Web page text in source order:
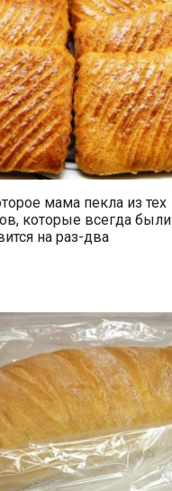
мама пекла из тех
которые всегда
на раз-два